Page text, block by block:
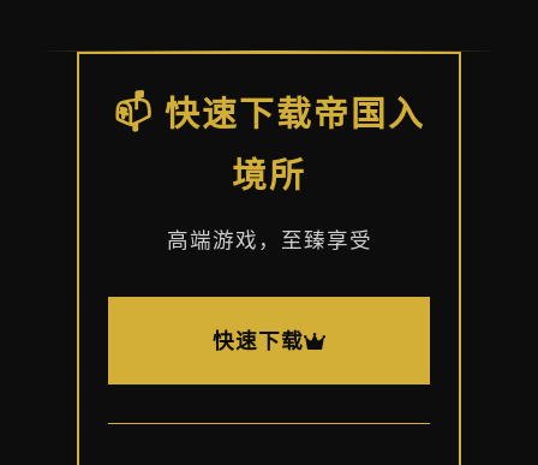
📫 快速下载帝国入
境所
高端游戏，至臻享受
快速下载